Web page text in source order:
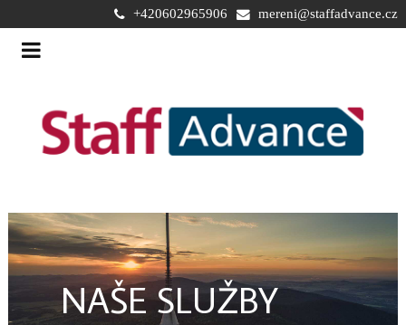
+420602965906 mereni@staffadvance.cz
NAŠE SLUŽBY